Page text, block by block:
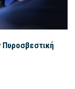
Πυροσβεστική